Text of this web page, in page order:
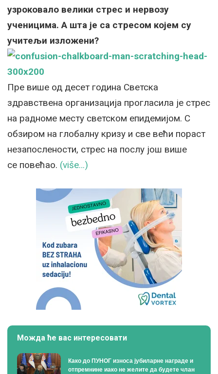
узроковало велики стрес и нервозу
ученицима. А шта је са стресом којем су
учитељи изложени?
Пре више од десет година Светска
здравствена организација прогласила је стрес
на радноме месту светском епидемијом. С
обзиром на глобалну кризу и све већи пораст
незапослености, стрес на послу још више
се повећао. (više…)
Можда ће вас интересовати
Како до ПУНОГ износа јубиларне награде и
отпремнине иако не желите да будете члан